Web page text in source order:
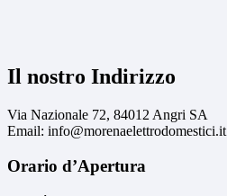
Il nostro Indirizzo
Via Nazionale 72, 84012 Angri SA
Email: info@morenaelettrodomestici.it
Orario d’Apertura